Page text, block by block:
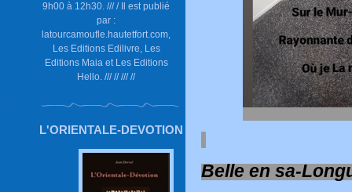
9h00 à 12h30. /// / Il est publié
par :
latourcamoufle.hautetfort.com,
Les Editions Edilivre, Les
Editions Maia et Les Editions
Hello. /// // /// //
L'ORIENTALE-DEVOTION
Belle en sa-